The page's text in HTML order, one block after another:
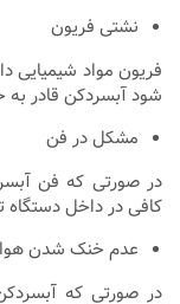
نشتی فریون
فریون مواد شیمیایی
شود آبسردکن قادر به
مشکل در فن
در صورتی که فن
کافی در داخل
عدم خنک شدن هوا
در صورتی که